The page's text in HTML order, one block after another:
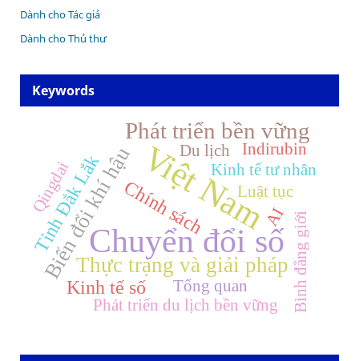
Dành cho Tác giả
Dành cho Thủ thư
Keywords
Chuyển đổi số
Việt Nam
Phát triển bền vững
Biến đổi khí hậu
Thực trạng và giải pháp
Tỉnh Đắk Lắk Chính sách
Kinh tế số
Kinh tế tư nhân
Du lịch
Phát triển du lịch bền vững
Luật tục
Tổng quan
AI Bình đẳng giới
Indirubin
Qingdai